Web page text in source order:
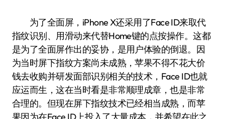
为了全面屏，iPhone X还采用了Face ID来取代
指纹识别、用滑动来代替Home键的点按操作。这都
是为了全面屏作出的妥协，是用户体验的倒退。因
为当时屏下指纹方案尚未成熟，苹果不得不花大价
钱去收购并研发面部识别相关的技术，Face ID也就
应运而生，这在当时看是非常顺理成章，也是非常
合理的。但现在屏下指纹技术已经相当成熟，而苹